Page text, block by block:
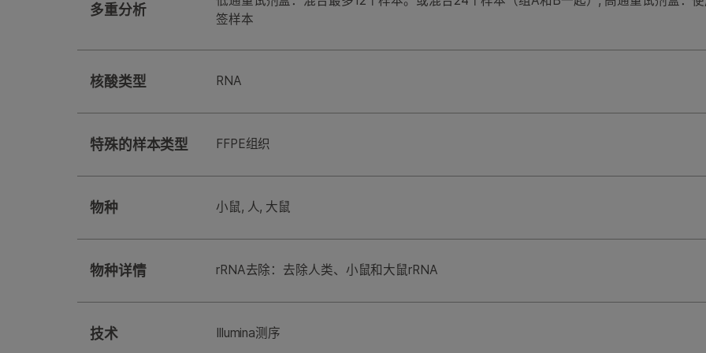
多重分析
签样本
核酸类型 RNA
特殊的样本类型 FFPE组织
物种 小鼠, 人, 大鼠
物种详情 rRNA去除：去除人类、小鼠和大鼠rRNA
技术 Illumina测序